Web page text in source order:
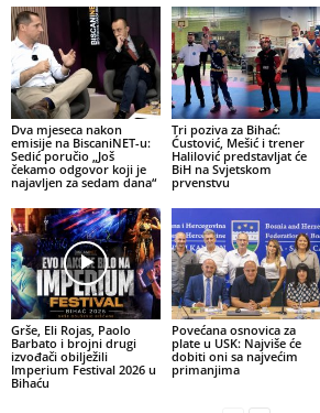
Dva mjeseca nakon
emisije na BiscaniNET-u:
Sedić poručio „Još
čekamo odgovor koji je
najavljen za sedam dana“
Tri poziva za Bihać:
Ćustović, Mešić i trener
Halilović predstavljat će
BiH na Svjetskom
prvenstvu
Grše, Eli Rojas, Paolo
Barbato i brojni drugi
izvođači obilježili
Imperium Festival 2026 u
Bihaću
Povećana osnovica za
plate u USK: Najviše će
dobiti oni sa najvećim
primanjima